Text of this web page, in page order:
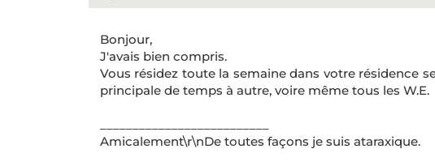
Bonjour,
J'avais bien compris.
Vous résidez toute la semaine dans votre résidence
principale de temps à autre, voire même tous les W.E.
Amicalement\r\nDe toutes façons je suis ataraxique.